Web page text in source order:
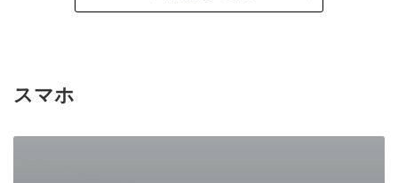
スマホ